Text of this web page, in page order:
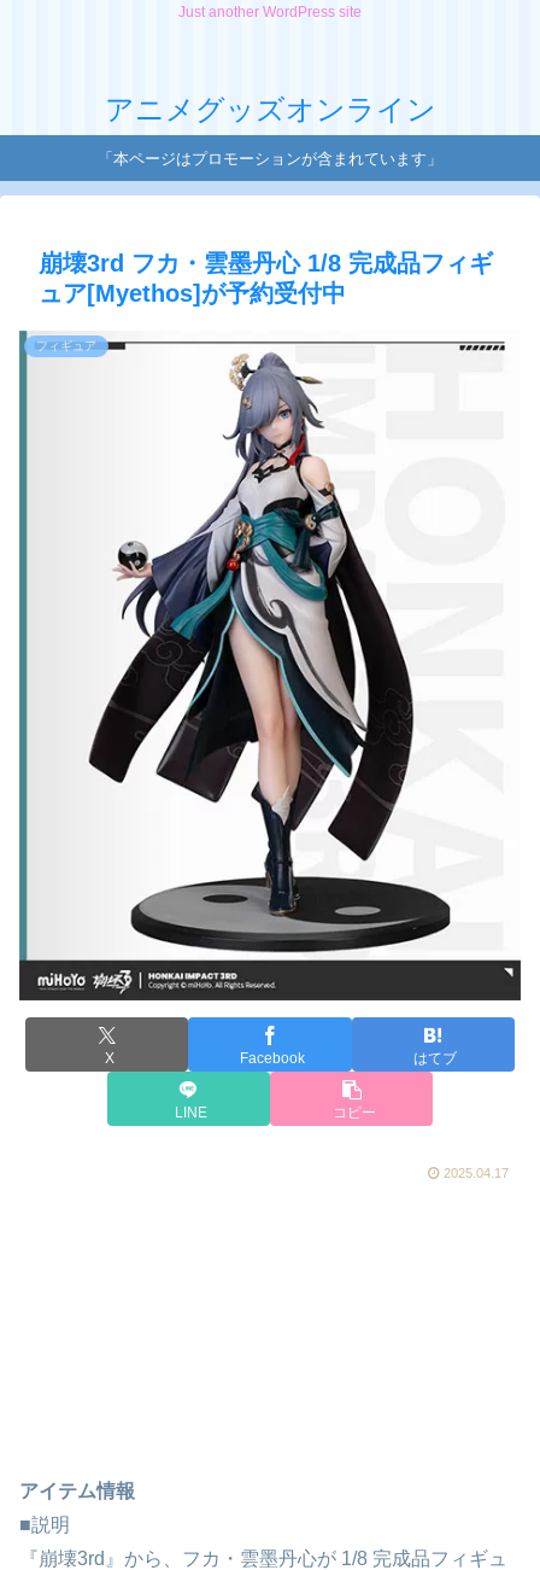
Just another WordPress site
アニメグッズオンライン
「本ページはプロモーションが含まれています」
崩壊3rd フカ・雲墨丹心 1/8 完成品フィギ
ュア[Myethos]が予約受付中
フィギュア
X Facebook はてブ
LINE コピー
2025.04.17
アイテム情報
■説明
『崩壊3rd』から、フカ・雲墨丹心が 1/8 完成品フィギュ